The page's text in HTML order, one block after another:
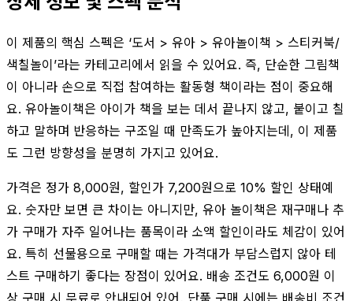
이 제품의 핵심 스펙은 ‘도서 > 유아 > 유아놀이책 > 스티커북/
색칠놀이’라는 카테고리에서 읽을 수 있어요. 즉, 단순한 그림책
이 아니라 손으로 직접 참여하는 활동형 책이라는 점이 중요해
요. 유아놀이책은 아이가 책을 보는 데서 끝나지 않고, 붙이고 칠
하고 말하며 반응하는 구조일 때 만족도가 높아지는데, 이 제품
도 그런 방향성을 분명히 가지고 있어요.
가격은 정가 8,000원, 할인가 7,200원으로 10% 할인 상태예
요. 숫자만 보면 큰 차이는 아니지만, 유아 놀이책은 재구매나 추
가 구매가 자주 일어나는 품목이라 소액 할인이라도 체감이 있어
요. 특히 선물용으로 구매할 때는 가격대가 부담스럽지 않아 테
스트 구매하기 좋다는 장점이 있어요. 배송 조건도 6,000원 이
상 구매 시 무료로 안내되어 있어, 단품 구매 시에는 배송비 조건